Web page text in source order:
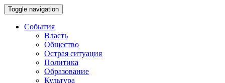
Toggle navigation
События
Власть
Общество
Острая ситуация
Политика
Образование
Культура